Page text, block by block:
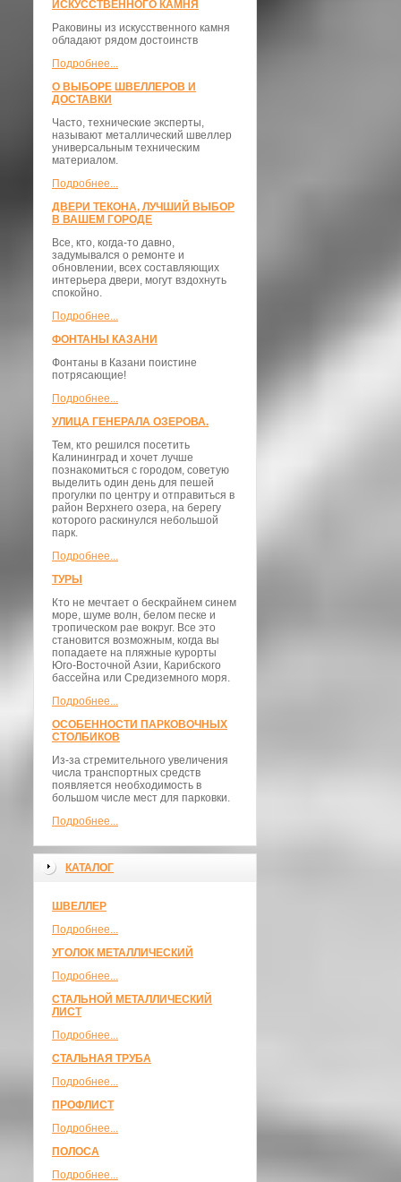
ИСКУССТВЕННОГО КАМНЯ
Раковины из искусственного камня
обладают рядом достоинств
Подробнее...
О ВЫБОРЕ ШВЕЛЛЕРОВ И
ДОСТАВКИ
​Часто, технические эксперты,
называют металлический швеллер
универсальным техническим
материалом.
Подробнее...
ДВЕРИ ТЕКОНА, ЛУЧШИЙ ВЫБОР
В ВАШЕМ ГОРОДЕ
Все, кто, когда-то давно,
задумывался о ремонте и
обновлении, всех составляющих
интерьера двери, могут вздохнуть
спокойно.
Подробнее...
ФОНТАНЫ КАЗАНИ
Фонтаны в Казани поистине
потрясающие!
Подробнее...
УЛИЦА ГЕНЕРАЛА ОЗЕРОВА.
Тем, кто решился посетить
Калининград и хочет лучше
познакомиться с городом, советую
выделить один день для пешей
прогулки по центру и отправиться в
район Верхнего озера, на берегу
которого раскинулся небольшой
парк.
Подробнее...
ТУРЫ
Кто не мечтает о бескрайнем синем
море, шуме волн, белом песке и
тропическом рае вокруг. Все это
становится возможным, когда вы
попадаете на пляжные курорты
Юго-Восточной Азии, Карибского
бассейна или Средиземного моря.
Подробнее...
ОСОБЕННОСТИ ПАРКОВОЧНЫХ
СТОЛБИКОВ
Из-за стремительного увеличения
числа транспортных средств
появляется необходимость в
большом числе мест для парковки.
Подробнее...
КАТАЛОГ
ШВЕЛЛЕР
Подробнее...
УГОЛОК МЕТАЛЛИЧЕСКИЙ
Подробнее...
СТАЛЬНОЙ МЕТАЛЛИЧЕСКИЙ
ЛИСТ
Подробнее...
СТАЛЬНАЯ ТРУБА
Подробнее...
ПРОФЛИСТ
Подробнее...
ПОЛОСА
Подробнее...